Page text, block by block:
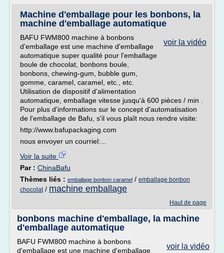
Machine d'emballage pour les bonbons, la
machine d'emballage automatique
voir la vidéo
BAFU FWM800 machine à bonbons
d'emballage est une machine d'emballage
automatique super qualité pour l'emballage
boule de chocolat, bonbons boule,
bonbons, chewing-gum, bubble gum,
gomme, caramel, caramel, etc., etc.
Utilisation de dispositif d'alimentation
automatique, emballage vitesse jusqu'à 600 pièces / min .
Pour plus d'informations sur le concept d'automatisation
de l'emballage de Bafu, s'il vous plaît nous rendre visite:
http://www.bafupackaging.com
nous envoyer un courriel:...
Voir la suite
Par : ChinaBafu
Thèmes liés : emballage bonbon caramel / emballage bonbon
chocolat/ machine emballage
Haut de page
bonbons machine d'emballage, la machine
d'emballage automatique
voir la vidéo
BAFU FWM800 machine à bonbons
d'emballage est une machine d'emballage